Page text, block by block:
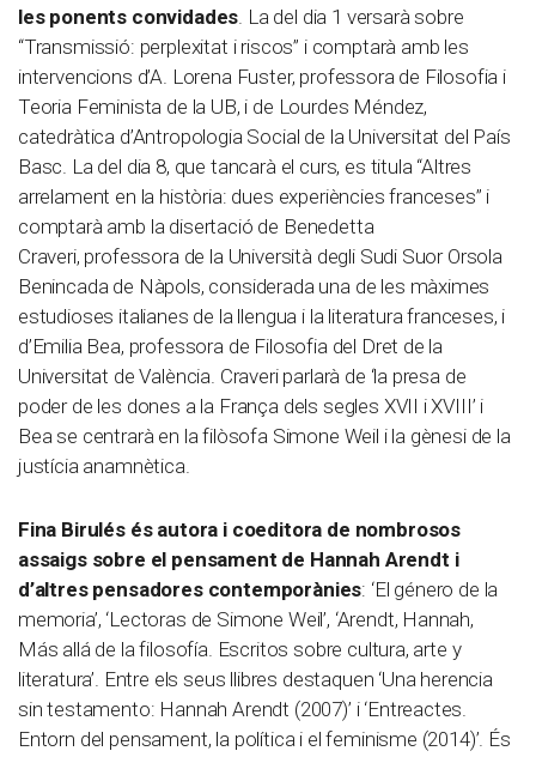
les ponents convidades . La del dia 1 versarà sobre
“Transmissió: perplexitat i riscos” i comptarà amb les
intervencions d’A. Lorena Fuster, professora de Filosofia i
Teoria Feminista de la UB, i de Lourdes Méndez,
catedràtica d’Antropologia Social de la Universitat del País
Basc. La del dia 8, que tancarà el curs, es titula “Altres
arrelament en la història: dues experiències franceses” i
comptarà amb la disertació de Benedetta
Craveri, professora de la Università degli Sudi Suor Orsola
Benincada de Nàpols, considerada una de les màximes
estudioses italianes de la llengua i la literatura franceses, i
d’Emilia Bea, professora de Filosofia del Dret de la
Universitat de València. Craveri parlarà de ‘la presa de
poder de les dones a la França dels segles XVII i XVIII’ i
Bea se centrarà en la filòsofa Simone Weil i la gènesi de la
justícia anamnètica.
Fina Birulés és autora i coeditora de nombrosos
assaigs sobre el pensament de Hannah Arendt i
d’altres pensadores contemporànies: ‘El género de la
memoria’, ‘Lectoras de Simone Weil’, ‘Arendt, Hannah,
Más allá de la filosofía. Escritos sobre cultura, arte y
literatura’. Entre els seus llibres destaquen ‘Una herencia
sin testamento: Hannah Arendt (2007)’ i ‘Entreactes.
Entorn del pensament, la política i el feminisme (2014)’. És